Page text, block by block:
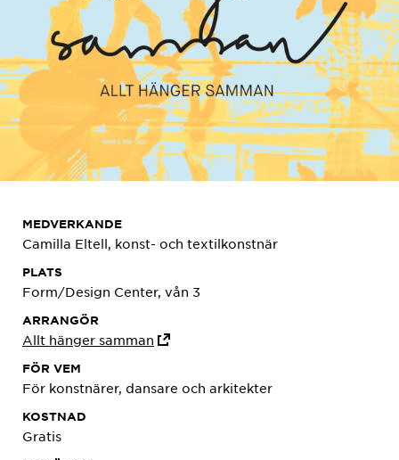
MEDVERKANDE
Camilla Eltell, konst- och textilkonstnär
PLATS
Form/Design Center, vån 3
ARRANGÖR
Allt hänger samman
FÖR VEM
För konstnärer, dansare och arkitekter
KOSTNAD
Gratis